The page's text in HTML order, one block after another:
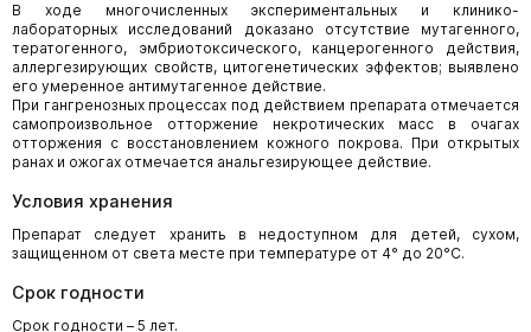
В ходе многочисленных экспериментальных и клинико-
лабораторных исследований доказано отсутствие мутагенного,
тератогенного, эмбриотоксического, канцерогенного действия,
аллергезирующих свойств, цитогенетических эффектов; выявлено
его умеренное антимутагенное действие.
При гангренозных процессах под действием препарата отмечается
самопроизвольное отторжение некротических масс в очагах
отторжения с восстановлением кожного покрова. При открытых
ранах и ожогах отмечается анальгезирующее действие.
Условия хранения
Препарат следует хранить в недоступном для детей, сухом,
защищенном от света месте при температуре от 4° до 20°С.
Срок годности
Срок годности – 5 лет.